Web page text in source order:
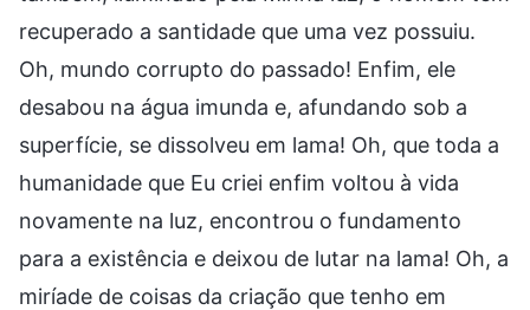
recuperado a santidade que uma vez possuiu.
Oh, mundo corrupto do passado! Enfim, ele
desabou na água imunda e, afundando sob a
superfície, se dissolveu em lama! Oh, que toda a
humanidade que Eu criei enfim voltou à vida
novamente na luz, encontrou o fundamento
para a existência e deixou de lutar na lama! Oh, a
miríade de coisas da criação que tenho em